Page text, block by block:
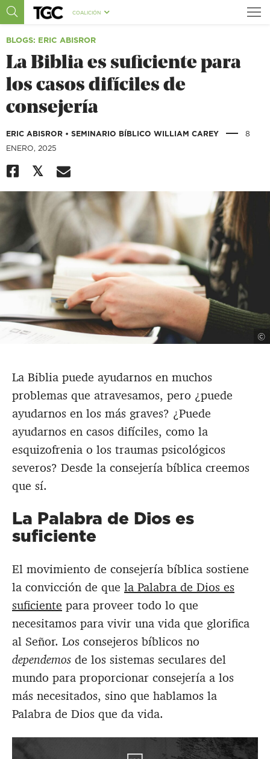
COALICIÓN
BLOGS: ERIC ABISROR
La Biblia es suficiente para
los casos difíciles de
consejería
ERIC ABISROR • SEMINARIO BÍBLICO WILLIAM CAREY |
8
ENERO, 2025
©
La Biblia puede ayudarnos en muchos
problemas que atravesamos, pero ¿puede
ayudarnos en los más graves? ¿Puede
ayudarnos en casos difíciles, como la
esquizofrenia o los traumas psicológicos
severos? Desde la consejería bíblica creemos
que sí.
La Palabra de Dios es
suficiente
El movimiento de consejería bíblica sostiene
la convicción de que la Palabra de Dios es
suficiente para proveer todo lo que
necesitamos para vivir una vida que glorifica
al Señor. Los consejeros bíblicos no
dependemos de los sistemas seculares del
mundo para proporcionar consejería a los
más necesitados, sino que hablamos la
Palabra de Dios que da vida.